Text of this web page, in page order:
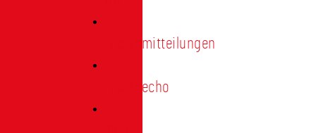
Pressemitteilungen
Presseecho